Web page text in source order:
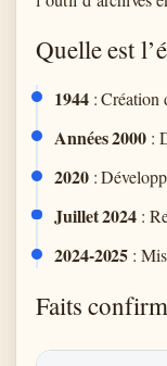
Quelle est
1944: Création
Années 2000 :
2020:
Juillet 2024 :
2024-2025 :
Faits